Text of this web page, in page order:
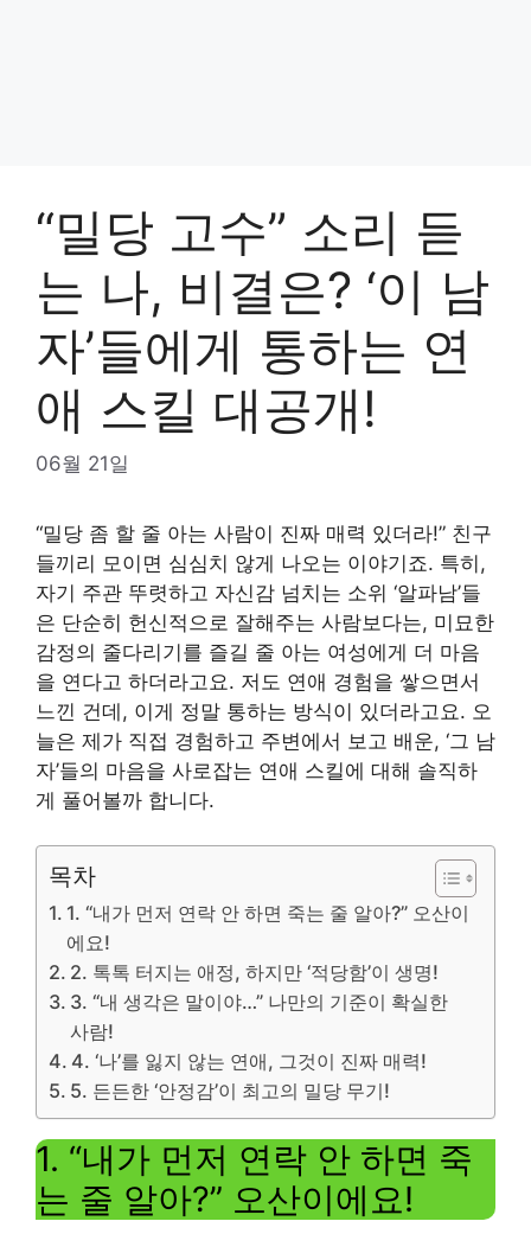
“밀당 고수” 소리 듣
는 나, 비결은? ‘이 남
자’들에게 통하는 연
애 스킬 대공개!
06월 21일
“밀당 좀 할 줄 아는 사람이 진짜 매력 있더라!” 친구
들끼리 모이면 심심치 않게 나오는 이야기죠. 특히,
자기 주관 뚜렷하고 자신감 넘치는 소위 ‘알파남’들
은 단순히 헌신적으로 잘해주는 사람보다는, 미묘한
감정의 줄다리기를 즐길 줄 아는 여성에게 더 마음
을 연다고 하더라고요. 저도 연애 경험을 쌓으면서
느낀 건데, 이게 정말 통하는 방식이 있더라고요. 오
늘은 제가 직접 경험하고 주변에서 보고 배운, ‘그 남
자’들의 마음을 사로잡는 연애 스킬에 대해 솔직하
게 풀어볼까 합니다.
목차
1. “내가 먼저 연락 안 하면 죽는 줄 알아?” 오산이
에요!
2. 톡톡 터지는 애정, 하지만 ‘적당함’이 생명!
3. “내 생각은 말이야…” 나만의 기준이 확실한
사람!
4. ‘나’를 잃지 않는 연애, 그것이 진짜 매력!
5. 든든한 ‘안정감’이 최고의 밀당 무기!
1. “내가 먼저 연락 안 하면 죽
는 줄 알아?” 오산이에요!